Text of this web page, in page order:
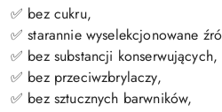
✅ bez cukru,
✅ starannie wyselekcjonowane
✅ bez substancji konserwujących,
✅ bez przeciwzbrylaczy,
✅ bez sztucznych barwników,